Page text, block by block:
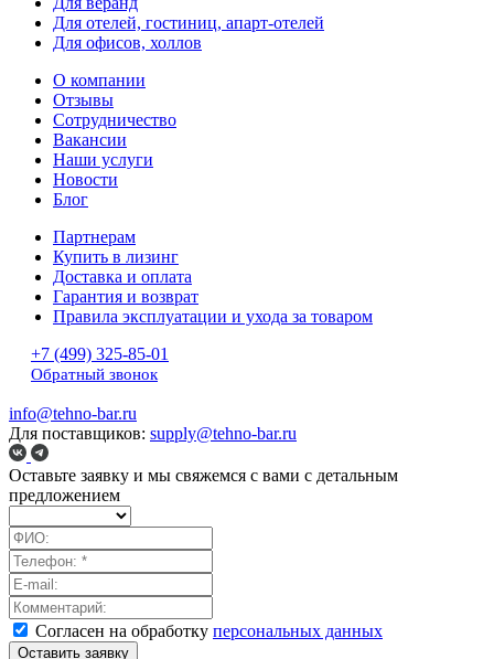
Для отелей, гостиниц, апарт-отелей
Для офисов, холлов
О компании
Отзывы
Сотрудничество
Вакансии
Наши услуги
Новости
Блог
Партнерам
Купить в лизинг
Доставка и оплата
Гарантия и возврат
Правила эксплуатации и ухода за товаром
+7 (499) 325-85-01
Обратный звонок
info@tehno-bar.ru
Для поставщиков: supply@tehno-bar.ru
Оставьте заявку и мы свяжемся с вами с детальным
предложением
Согласен на обработку персональных данных
Оставить заявку